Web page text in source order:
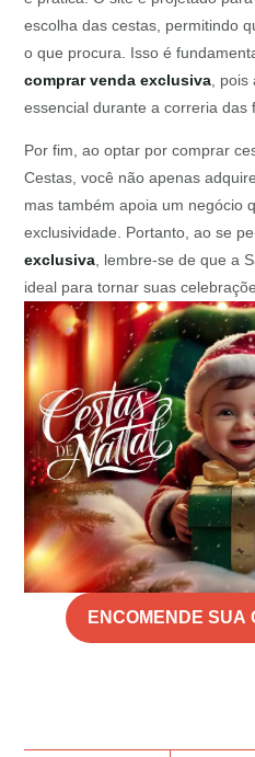
escolha das cestas, permitindo
o que procura. Isso é
comprar venda exclusiva ,
essencial durante a correria das
Por fim, ao optar por comprar
Cestas, você não apenas
mas também apoia um negócio
exclusividade. Portanto, ao se
exclusiva , lembre-se de que a
ideal para tornar suas
ENCOMENDE SUA